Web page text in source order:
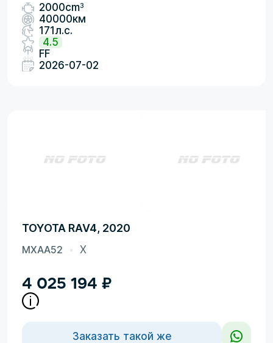
2000cm3
40000км
171л.с.
4.5
FF
2026-07-02
TOYOTA RAV4, 2020
MXAA52 X
4 025 194 ₽
Заказать такой же